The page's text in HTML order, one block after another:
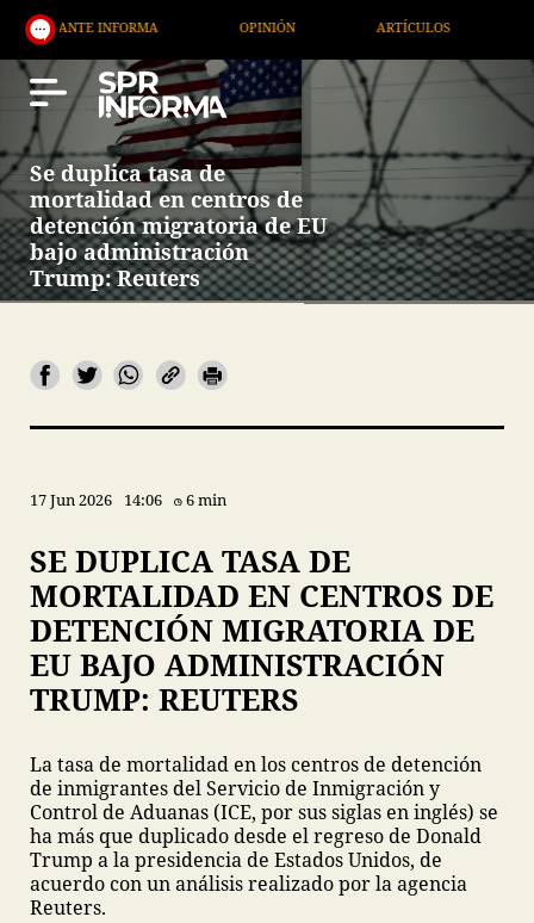
INFORMA ARTÍCULOS
Se duplica tasa de
mortalidad en centros de
detención migratoria de EU
bajo administración
Trump: Reuters
17 Jun 2026 14:06 6 min
SE DUPLICA TASA DE
MORTALIDAD EN CENTROS DE
DETENCIÓN MIGRATORIA DE
EU BAJO ADMINISTRACIÓN
TRUMP: REUTERS
La tasa de mortalidad en los centros de detención
de inmigrantes del Servicio de Inmigración y
Control de Aduanas (ICE, por sus siglas en inglés) se
ha más que duplicado desde el regreso de Donald
Trump a la presidencia de Estados Unidos, de
acuerdo con un análisis realizado por la agencia
Reuters.